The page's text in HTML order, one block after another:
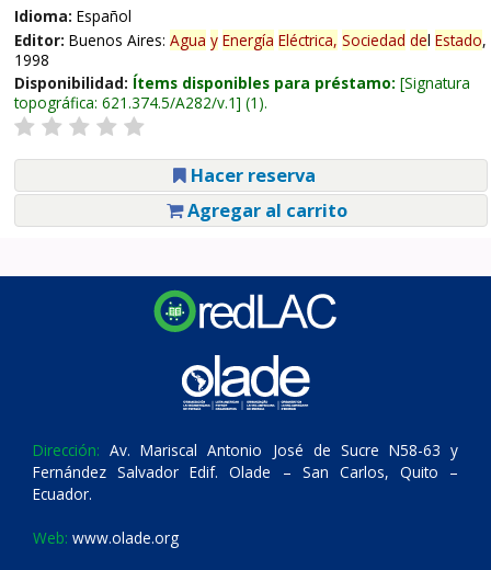
Idioma: Español
Editor: Buenos Aires: Agua y Energía Eléctrica, Sociedad del Estado,
1998
Disponibilidad: Ítems disponibles para préstamo: Signatura
topográfica: 621.374.5/A282/v.1 (1).
Hacer reserva
Agregar al carrito
Dirección: Av. Mariscal Antonio José de Sucre N58-63 y
Fernández Salvador Edif. Olade – San Carlos, Quito –
Ecuador.
Web: www.olade.org